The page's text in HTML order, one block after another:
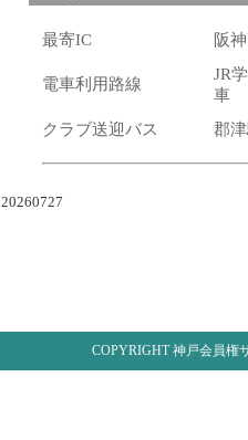
最寄IC 阪
電車利用路線
JR
車
クラブ送迎バス
郡
20260727
COPYRIGHT 神戸会員権